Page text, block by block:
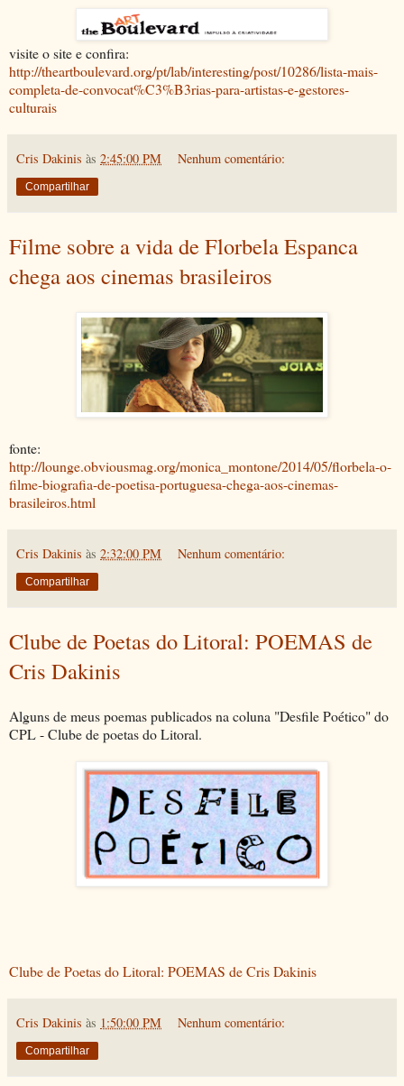
visite o site e confira:
http://theartboulevard.org/pt/lab/interesting/post/10286/lista-mais-
completa-de-convocat%C3%B3rias-para-artistas-e-gestores-
culturais
Cris Dakinis às 2:45:00 PM Nenhum comentário:
Compartilhar
Filme sobre a vida de Florbela Espanca
chega aos cinemas brasileiros
fonte:
http://lounge.obviousmag.org/monica_montone/2014/05/florbela-o-
filme-biografia-de-poetisa-portuguesa-chega-aos-cinemas-
brasileiros.html
Cris Dakinis às 2:32:00 PM Nenhum comentário:
Compartilhar
Clube de Poetas do Litoral: POEMAS de
Cris Dakinis
Alguns de meus poemas publicados na coluna "Desfile Poético" do
CPL - Clube de poetas do Litoral.
Clube de Poetas do Litoral: POEMAS de Cris Dakinis
Cris Dakinis às 1:50:00 PM Nenhum comentário:
Compartilhar